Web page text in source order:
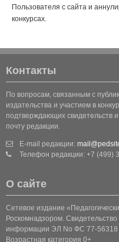
Пользователя с сайта и
конкурсах.
Контакты
По вопросам, связанным с
издательства и участием в
подтверждающих свидетельств
почту редакции.
E-mail редакции:
Телефон редакции: +7 (499)
О сайте
Сетевое издание
Роскомнадзором.
информации ЭЛ No ФС 77-56318
Возрастная категория 0+